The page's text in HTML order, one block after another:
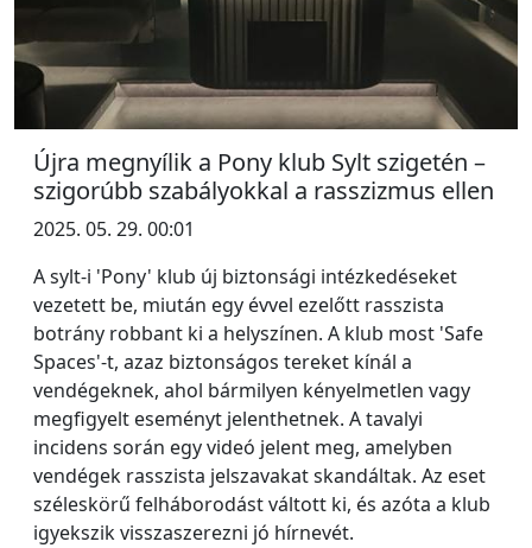
Újra megnyílik a Pony klub Sylt szigetén –
szigorúbb szabályokkal a rasszizmus ellen
2025. 05. 29. 00:01
A sylt-i 'Pony' klub új biztonsági intézkedéseket
vezetett be, miután egy évvel ezelőtt rasszista
botrány robbant ki a helyszínen. A klub most 'Safe
Spaces'-t, azaz biztonságos tereket kínál a
vendégeknek, ahol bármilyen kényelmetlen vagy
megfigyelt eseményt jelenthetnek. A tavalyi
incidens során egy videó jelent meg, amelyben
vendégek rasszista jelszavakat skandáltak. Az eset
széleskörű felháborodást váltott ki, és azóta a klub
igyekszik visszaszerezni jó hírnevét.